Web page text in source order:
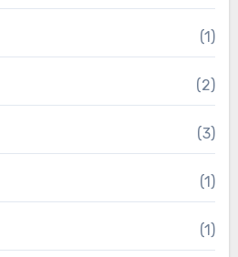
(1)
(2)
(3)
(1)
(1)